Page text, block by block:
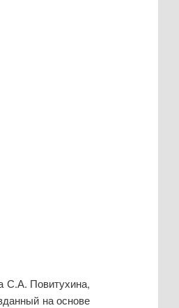
С.А. Повитухина,
на основе